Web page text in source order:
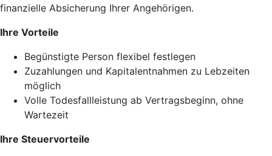
finanzielle Absicherung Ihrer Angehörigen.
Ihre Vorteile
Begünstigte Person flexibel festlegen
Zuzahlungen und Kapitalentnahmen zu Lebzeiten
möglich
Volle Todesfallleistung ab Vertragsbeginn, ohne
Wartezeit
Ihre Steuervorteile